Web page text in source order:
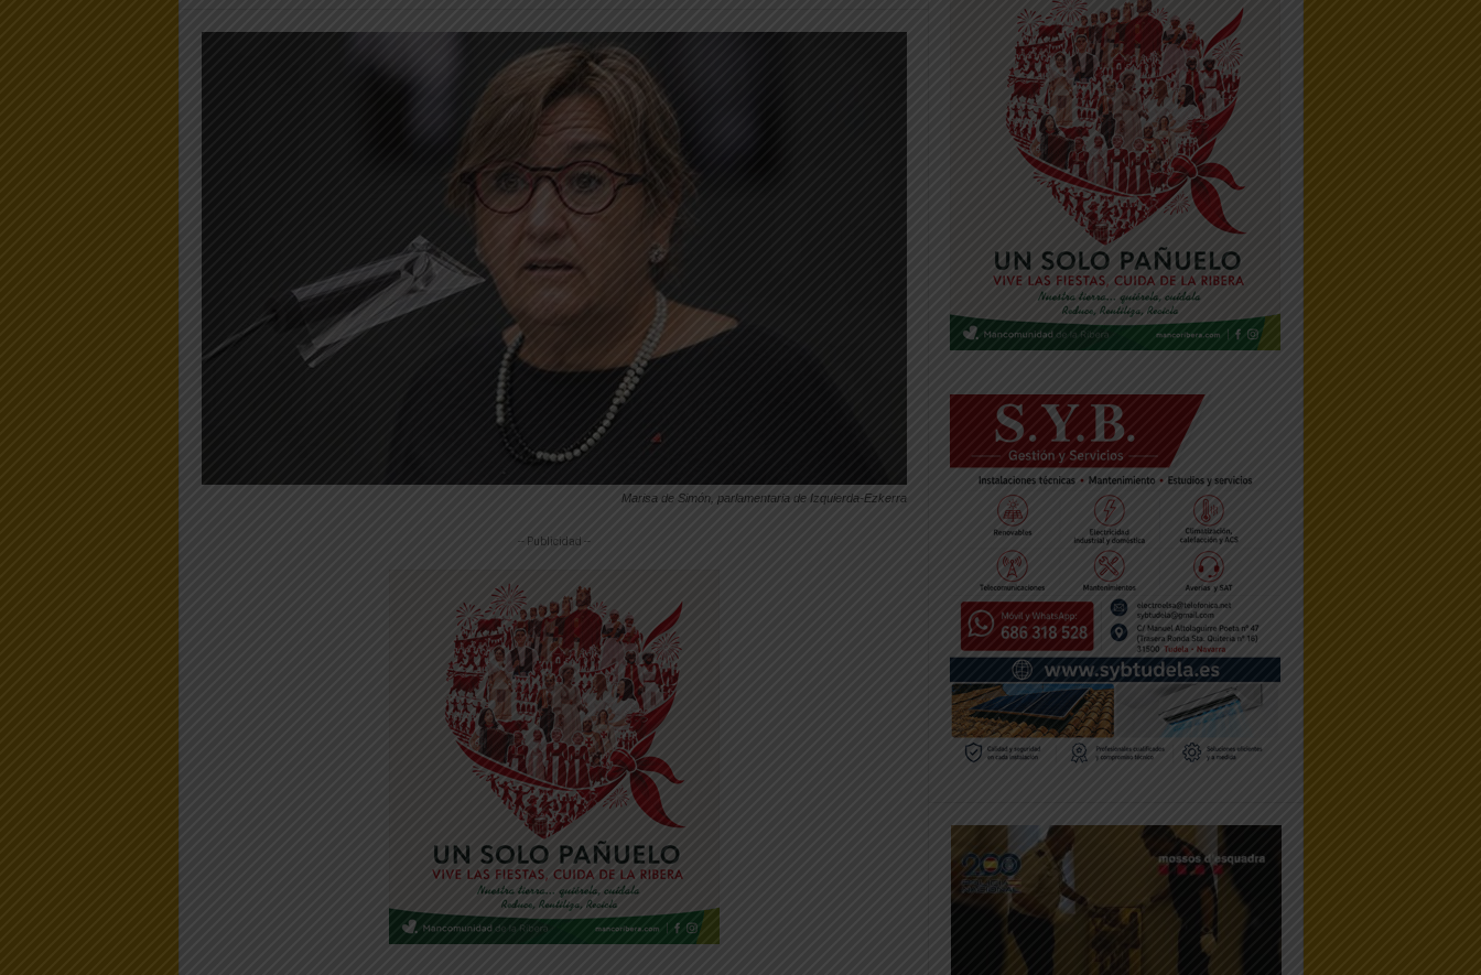
Marisa de Simón, parlamentaria de Izquierda-Ezkerra
-- Publicidad --